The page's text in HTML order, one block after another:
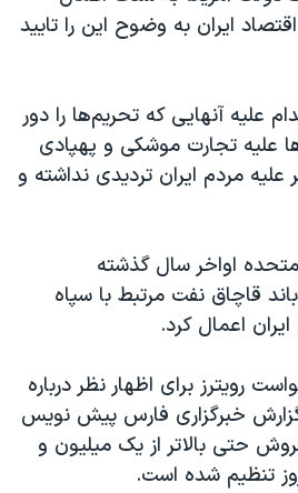
ایران به وضوح این را تایید
علیه آنهایی که تحریم‌ها را دور
علیه تجارت موشکی و پهپادی
مردم ایران تردیدی نداشته و
متحده اواخر سال گذشته
قاچاق نفت مرتبط با سپاه
اعمال کرد.
رویترز برای اظهار نظر درباره
خبرگزاری فارس پیش نویس
حتی بالاتر از یک میلیون و
تنظیم شده است.